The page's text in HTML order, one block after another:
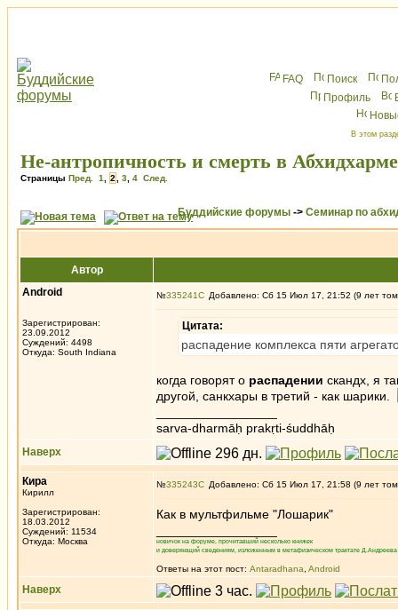
FAQ Поиск
Профиль
В этом
Не-антропичность и смерть в Абхидхарме
Страницы Пред. 1 2 3 4 След.
Буддийские форумы -> Семинар по
Автор
Android
Зарегистрирован:
23.09.2012
Суждений: 4498
Откуда: South Indiana
№335241 Добавлено: Сб 15 Июл 17, 21:52 (9 лет
Цитата:
распадение комплекса пяти
когда говорят о распадении скандх, я
другой, санкхары в третий - как шарики.
sarva-dharmāḥ prakṛti-śuddhāḥ
Наверх
Кира
Кирилл
Зарегистрирован:
18.03.2012
Суждений: 11534
Откуда: Москва
№335243 Добавлено: Сб 15 Июл 17, 21:58 (9 лет
Как в мультфильме "Лошарик"
новичок на форуме, прочитавший несколько книжек
и доверяющий сведениям, изложенным в метафизическом трактате
Ответы на этот пост: Antaradhana Android
Наверх